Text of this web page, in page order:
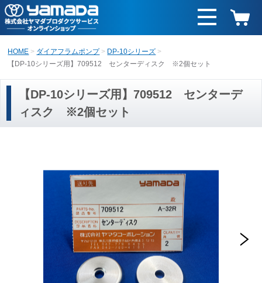
HOME ダイアフラムポンプ
DP-10シリーズ
【DP-10シリーズ用】709512 センターディスク ※2個セット
【DP-10シリーズ用】709512 センターデ
ィスク ※2個セット